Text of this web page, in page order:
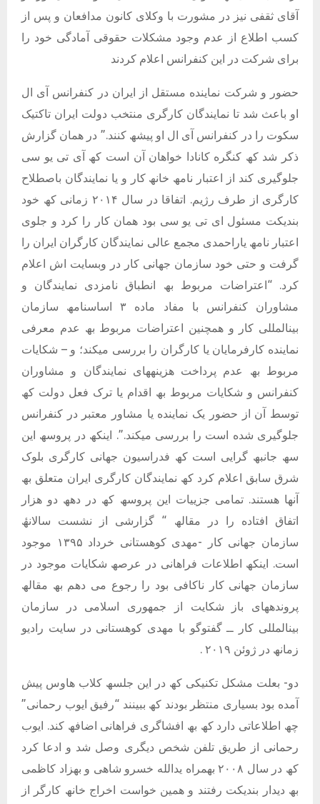
آقای ثقفی نیز در مشورت با وکلای کانون مدافعان و پس از
کسب اطلاع از عدم وجود مشکلات حقوقی آمادگی خود را
برای شرکت در این کنفرانس اعلام کردند
حضور و شرکت نماینده مستقل از ایران در کنفرانس آی ال
او باعث شد تا نمایندگان کارگری منتخب دولت ایران تاکتیک
سکوت را در کنفرانس آی ال او پیشھ کنند.” در ھمان گزارش
ذکر شد کھ کنگره کانادا خواھان آن است کھ آی تی یو سی
جلوگیری کند از اعتبار نامھ خانھ کار و یا نمایندگان باصطلاح
کارگری از طرف رژیم. اتفاقا در سال ٢٠١۴ زمانی کھ خود
بندیکت مسئول ای تی یو سی بود ھمان کار را کرد و جلوی
اعتبار نامھ یاراحمدی مجمع عالی نمایندگان کارگران ایران را
گرفت و حتی خود سازمان جھانی کار در وبسایت اش اعلام
کرد. “اعتراضات مربوط بھ انطباق نامزدی نمایندگان و
مشاوران کنفرانس با مفاد ماده ٣ اساسنامھ سازمان
بینالمللی کار و ھمچنین اعتراضات مربوط بھ عدم معرفی
نماینده کارفرمایان یا کارگران را بررسی میکند؛ و – شکایات
مربوط بھ عدم پرداخت ھزینھھای نمایندگان و مشاوران
کنفرانس و شکایات مربوط بھ اقدام یا ترک فعل دولت کھ
توسط آن از حضور یک نماینده یا مشاور معتبر در کنفرانس
جلوگیری شده است را بررسی میکند.”. اینکھ در پروسھ این
سھ جانبھ گرایی است کھ فدراسیون جھانی کارگری بلوک
شرق سابق اعلام کرد کھ نمایندگان کارگری ایران متعلق بھ
آنھا ھستند. تمامی جزییات این پروسھ کھ در دھھ دو ھزار
اتفاق افتاده را در مقالھ “ گزارشی از نشست سالانھٔ
سازمان جھانی کار -مھدی کوھستانی خرداد ١٣٩۵ موجود
است. اینکھ اطلاعات فراھانی در عرصھ شکایات موجود در
سازمان جھانی کار ناکافی بود را رجوع می دھم بھ مقالھ
پروندهھای باز شکایت از جمھوری اسلامی در سازمان
بینالمللی کار ــ گفتوگو با مھدی کوھستانی در سایت رادیو
زمانھ در ژوئن ٢٠١٩ .
دو- بعلت مشکل تکنیکی کھ در این جلسھ کلاب ھاوس پیش
آمده بود بسیاری منتظر بودند کھ ببینند “رفیق ایوب رحمانی”
چھ اطلاعاتی دارد کھ بھ افشاگری فراھانی اضافھ کند. ایوب
رحمانی از طریق تلفن شخص دیگری وصل شد و ادعا کرد
کھ در سال ٢٠٠٨ بھمراه یدالله خسرو شاھی و بھزاد کاظمی
بھ دیدار بندیکت رفتند و ھمین خواست اخراج خانھ کارگر از